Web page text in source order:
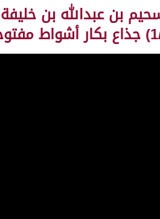
سحيم بن عبدالله بن